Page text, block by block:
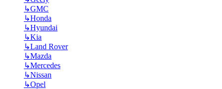
↳GMC
↳Honda
↳Hyundai
↳Kia
↳Land Rover
↳Mazda
↳Mercedes
↳Nissan
↳Opel